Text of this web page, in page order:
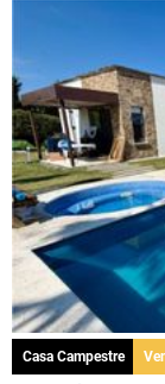
Casa Campestre